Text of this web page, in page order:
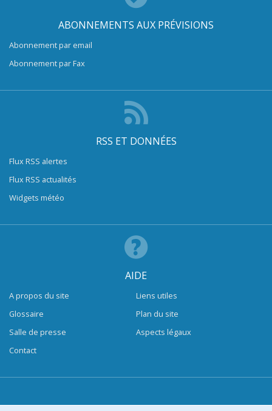
ABONNEMENTS AUX PRÉVISIONS
Abonnement par email
Abonnement par Fax
RSS ET DONNÉES
Flux RSS alertes
Flux RSS actualités
Widgets météo
AIDE
A propos du site
Glossaire
Salle de presse
Contact
Liens utiles
Plan du site
Aspects légaux